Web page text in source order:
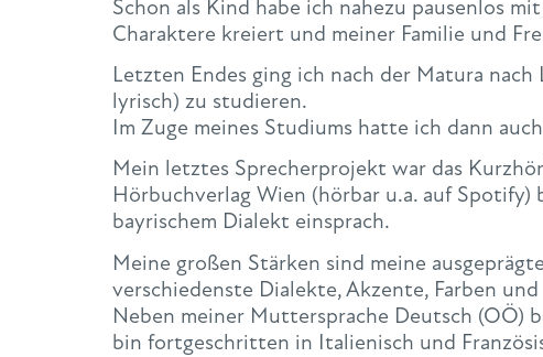
Schon als Kind habe ich nahezu pausenlos
Charaktere kreiert und meiner Familie und
Letzten Endes ging ich nach der Matura
lyrisch) zu studieren.
Im Zuge meines Studiums hatte ich dann
Mein letztes Sprecherprojekt war das
Hörbuchverlag Wien (hörbar u.a. auf
bayrischem Dialekt einsprach.
Meine großen Stärken sind meine
verschiedenste Dialekte, Akzente, Farben
Neben meiner Muttersprache Deutsch (OÖ)
bin fortgeschritten in Italienisch und